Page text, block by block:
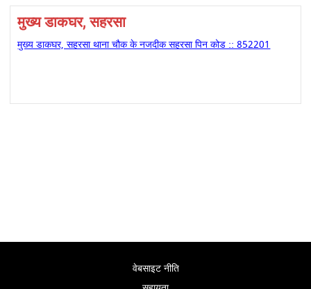
मुख्य डाकघर, सहरसा
मुख्य डाकघर, सहरसा थाना चौक के नजदीक सहरसा पिन कोड :: 852201
वेबसाइट नीति